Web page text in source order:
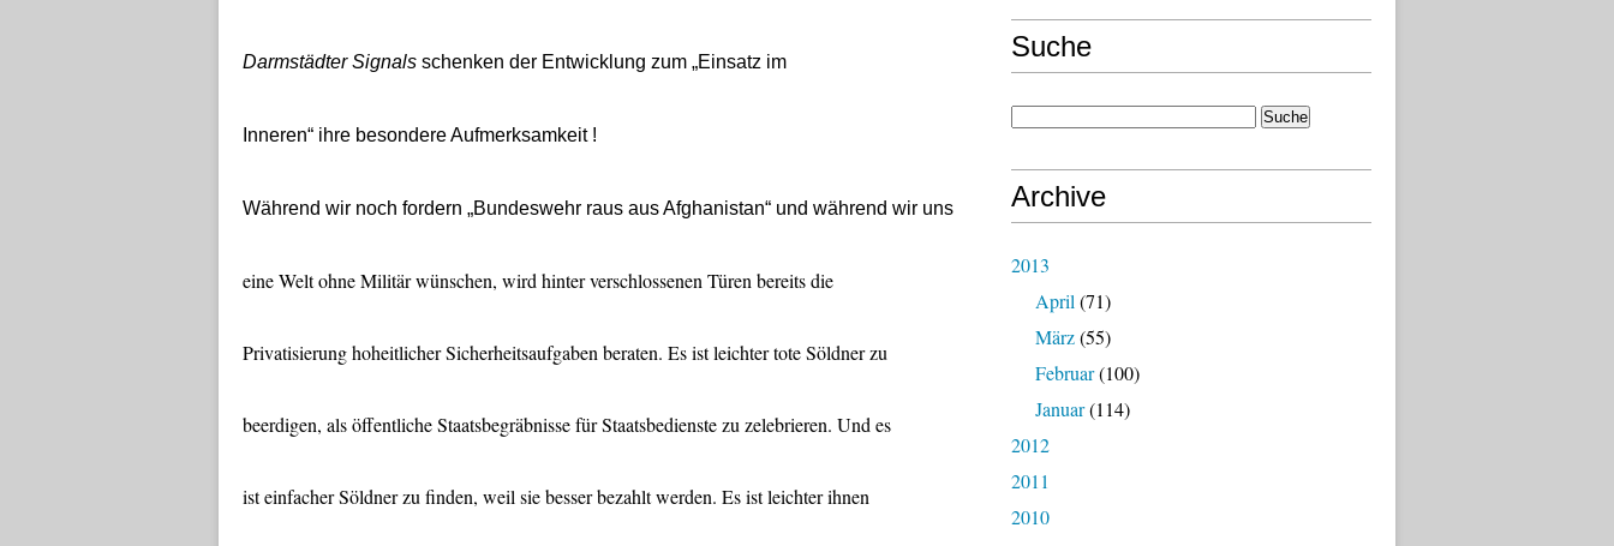
Darmstädter Signals schenken der Entwicklung zum „Einsatz im
Inneren“ ihre besondere Aufmerksamkeit !
Während wir noch fordern „Bundeswehr raus aus Afghanistan“ und während wir uns
eine Welt ohne Militär wünschen, wird hinter verschlossenen Türen bereits die
Privatisierung hoheitlicher Sicherheitsaufgaben beraten. Es ist leichter tote Söldner zu
beerdigen, als öffentliche Staatsbegräbnisse für Staatsbedienste zu zelebrieren. Und es
ist einfacher Söldner zu finden, weil sie besser bezahlt werden. Es ist leichter ihnen
Suche
Archive
2013
April (71)
März(55)
Februar(100)
Januar(114)
2012
2011
2010